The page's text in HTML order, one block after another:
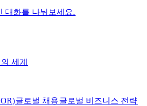
대화를 나눠보세요.​​
세계​​
글로벌 채용​​글로벌 비즈니스 전략​​